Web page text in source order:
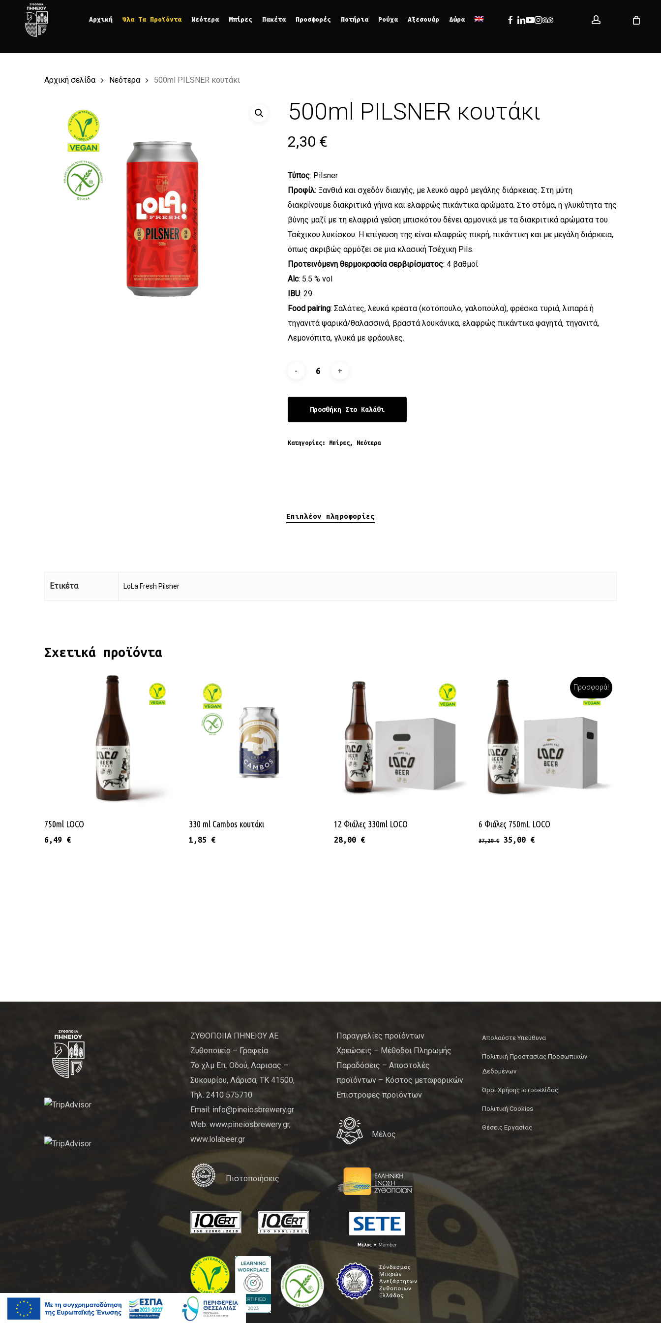
content
Αρχική Όλα Τα Προϊόντα Νεότερα Μπίρες Πακέτα Προσφορές Ποτήρια Ρούχα Αξεσουάρ Δώρα Facebook
Linkedin
Youtube
Instagram
Tripadvisor
Αρχική σελίδα Νεότερα 500ml PILSNER κουτάκι
500ml PILSNER κουτάκι
2,30 €
Τύπος: Pilsner
Προφίλ: Ξανθιά και σχεδόν διαυγής, με λευκό αφρό μεγάλης διάρκειας. Στη μύτη
διακρίνουμε διακριτικά γήινα και ελαφρώς πικάντικα αρώματα. Στο στόμα, η γλυκύτητα της
βύνης μαζί με τη ελαφριά γεύση μπισκότου δένει αρμονικά με τα διακριτικά αρώματα του
Τσέχικου λυκίσκου. Η επίγευση της είναι ελαφρώς πικρή, πικάντικη και με μεγάλη διάρκεια,
όπως ακριβώς αρμόζει σε μια κλασική Τσέχικη Pils.
Προτεινόμενη θερμοκρασία σερβιρίσματος: 4 βαθμοί
Alc: 5.5 % vol
IBU: 29
Food pairing: Σαλάτες, λευκά κρέατα (κοτόπουλο, γαλοπούλα), φρέσκα τυριά, λιπαρά ή
τηγανιτά ψαρικά/θαλασσινά, βραστά λουκάνικα, ελαφρώς πικάντικα φαγητά, τηγανιτά,
Λεμονόπιτα, γλυκά με φράουλες.
Προσθήκη Στο Καλάθι
Κατηγορίες: Μπίρες, Νεότερα
Επιπλέον πληροφορίες
Ετικέτα LoLa Fresh Pilsner
Σχετικά προϊόντα
750ml LOCO
6,49 €
Προσθήκη Στο Καλάθι
330 ml Cambos κουτάκι
1,85 €
Προσθήκη Στο Καλάθι
12 Φιάλες 330ml LOCO
28,00 €
Προσφορά!
6 Φιάλες 750mL LOCO
37,20€ Original price was: 37,20 €.
35,00 €Η τρέχουσα τιμή είναι:
ΖΥΘΟΠΟΙΙΑ ΠΗΝΕΙΟΥ ΑΕ
Ζυθοποιείο – Γραφεία
7ο χλμ Επ. Οδού, Λαρισας –
Συκουρίου, Λάρισα, ΤΚ 41500,
Τηλ. 2410 575710
Email: info@pineiosbrewery.gr
Web: www.pineiosbrewery.gr,
www.lolabeer.gr
Πιστοποιήσεις
Παραγγελίες προϊόντων
Χρεώσεις – Μέθοδοι Πληρωμής
Παραδόσεις – Αποστολές
προϊόντων – Κόστος μεταφορικών
Επιστροφές προϊόντων
Μέλος
Απολαύστε Υπεύθυνα
Πολιτική Προστασίας Προσωπικών
Δεδομένων
Όροι Χρήσης Ιστοσελίδας
Πολιτική Cookies
Θέσεις Εργασίας